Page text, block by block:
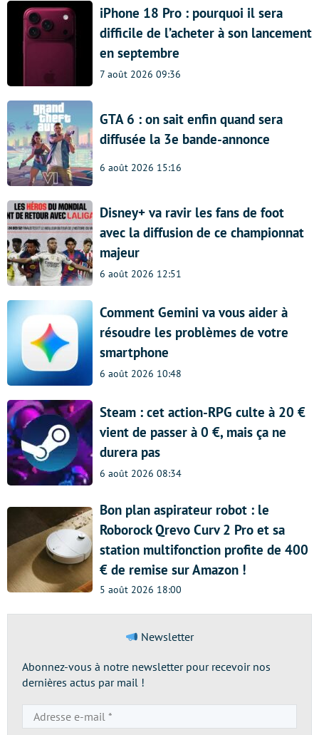
iPhone 18 Pro : pourquoi il sera
difficile de l’acheter à son lancement
en septembre
7 août 2026 09:36
GTA 6 : on sait enfin quand sera
diffusée la 3e bande-annonce
6 août 2026 15:16
Disney+ va ravir les fans de foot
avec la diffusion de ce championnat
majeur
6 août 2026 12:51
Comment Gemini va vous aider à
résoudre les problèmes de votre
smartphone
6 août 2026 10:48
Steam : cet action-RPG culte à 20 €
vient de passer à 0 €, mais ça ne
durera pas
6 août 2026 08:34
Bon plan aspirateur robot : le
Roborock Qrevo Curv 2 Pro et sa
station multifonction profite de 400
€ de remise sur Amazon !
5 août 2026 18:00
Newsletter
Abonnez-vous à notre newsletter pour recevoir nos
dernières actus par mail !
e-